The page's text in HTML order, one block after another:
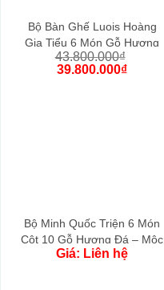
Bộ Bàn Ghế Luois Hoàng
Gia Tiểu 6 Món Gỗ Hương
Đá
43.800.000₫
39.800.000₫
Bộ Minh Quốc Triện 6 Món
Cột 10 Gỗ Hương Đá – Mộc
Giá: Liên hệ